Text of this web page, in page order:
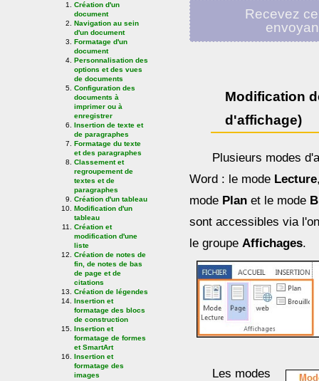
Création d'un
document
Navigation au sein
d'un document
Formatage d'un
document
Personnalisation des
options et des vues
de documents
Configuration des
documents à
imprimer ou à
enregistrer
Insertion de texte et
de paragraphes
Formatage du texte
et des paragraphes
Classement et
regroupement de
textes et de
paragraphes
Création d'un tableau
Modification d'un
tableau
Création et
modification d'une
liste
Création de notes de
fin, de notes de bas
de page et de
citations
Création de légendes
Insertion et
formatage des blocs
de construction
Insertion et
formatage de formes
et SmartArt
Insertion et
formatage des
images
Recevez
Modification
d'affichage)
Plusieurs modes
Word : le mode Lecture
mode Plan et le mode
sont accessibles via
le groupe Affichages.
Les modes